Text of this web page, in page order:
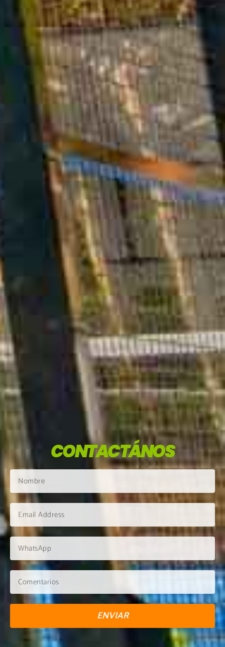
CONTACTÁNOS
ENVIAR